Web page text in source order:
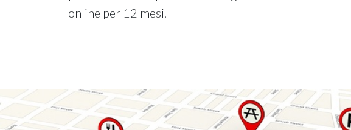
online per 12 mesi.